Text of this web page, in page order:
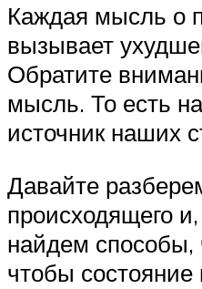
Каждая мысль о
вызывает
Обратите
мысль. То есть
источник наших
Давайте
происходящего
найдем способы,
чтобы состояние